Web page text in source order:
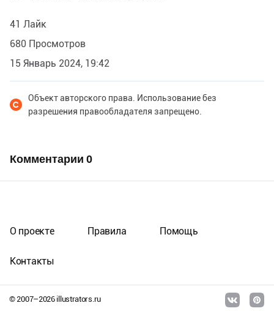
41 Лайк
680 Просмотров
15 Январь 2024, 19:42
Объект авторского права. Использование без
разрешения правообладателя запрещено.
Комментарии 0
© 2007–2026illustrators.ru
О проекте Правила Помощь
Контакты